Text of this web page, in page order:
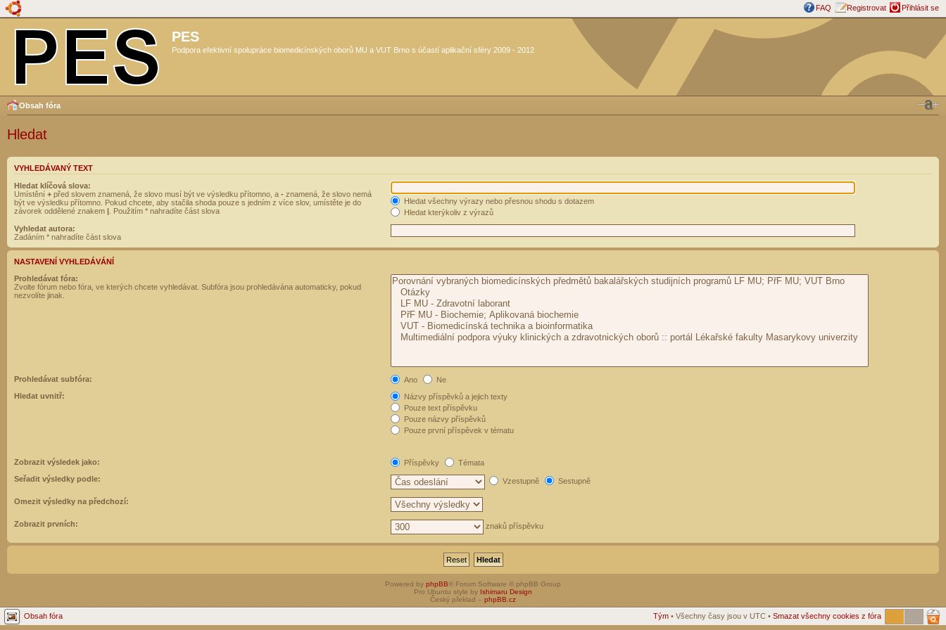
FAQ Registrovat Přihlásit se
PES
Podpora efektivní spolupráce biomedicínských oborů MU a VUT Brno s účastí aplikační sféry 2009 - 2012
Obsah fóra
Hledat
VYHLEDÁVANÝ TEXT
Hledat klíčová slova:
Umístění + před slovem znamená, že slovo musí být ve výsledku přítomno, a - znamená, že slovo nemá
být ve výsledku přítomno. Pokud chcete, aby stačila shoda pouze s jedním z více slov, umístěte je do
závorek oddělené znakem | . Použitím * nahradíte část slova
Hledat všechny výrazy nebo přesnou shodu s dotazem
Hledat kterýkoliv z výrazů
Vyhledat autora:
Zadáním * nahradíte část slova
NASTAVENÍ VYHLEDÁVÁNÍ
Prohledávat fóra:
Zvolte fórum nebo fóra, ve kterých chcete vyhledávat. Subfóra jsou prohledávána automaticky, pokud
nezvolíte jinak.
Prohledávat subfóra: Ano
Ne
Hledat uvnitř:
Názvy příspěvků a jejich texty
Pouze text příspěvku
Pouze názvy příspěvků
Pouze první příspěvek v tématu
Zobrazit výsledek jako: Příspěvky
Témata
Seřadit výsledky podle:
Vzestupně Sestupně
Omezit výsledky na předchozí:
Zobrazit prvních: znaků příspěvku
Powered by phpBB® Forum Software © phpBB Group
Pro Ubuntu style by Ishimaru Design
Český překlad – phpBB.cz
Obsah fóra Tým • Všechny časy jsou v UTC • Smazat všechny cookies z fóra